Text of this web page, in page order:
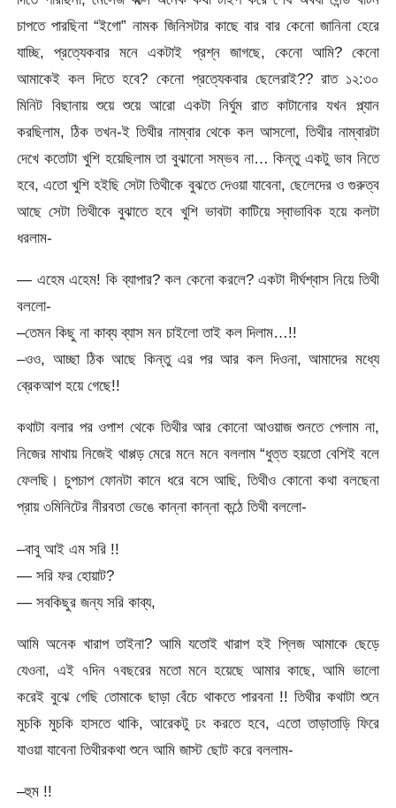
চাপতে পারছিনা “ইগো” নামক জিনিসটার কাছে বার বার কেনো জানিনা হেরে
যাচ্ছি, প্রত্যেকবার মনে একটাই প্রশ্ন জাগছে, কেনো আমি? কেনো
আমাকেই কল দিতে হবে? কেনো প্রত্যেকবার ছেলেরাই?? রাত ১২:৩০
মিনিট বিছানায় শুয়ে শুয়ে আরো একটা নির্ঘুম রাত কাটানোর যখন প্ল্যান
করছিলাম, ঠিক তখন-ই তিথীর নাম্বার থেকে কল আসলো, তিথীর নাম্বারটা
দেখে কতোটা খুশি হয়েছিলাম তা বুঝানো সম্ভব না… কিন্তু একটু ভাব নিতে
হবে, এতো খুশি হইছি সেটা তিথীকে বুঝতে দেওয়া যাবেনা, ছেলেদের ও গুরুত্ব
আছে সেটা তিথীকে বুঝাতে হবে খুশি ভাবটা কাটিয়ে স্বাভাবিক হয়ে কলটা
ধরলাম-
— এহেম এহেম! কি ব্যাপার? কল কেনো করলে? একটা দীর্ঘশ্বাস নিয়ে তিথী
বললো-
–তেমন কিছু না কাব্য ব্যাস মন চাইলো তাই কল দিলাম…!!
–ওও, আচ্ছা ঠিক আছে কিন্তু এর পর আর কল দিওনা, আমাদের মধ্যে
ব্রেকআপ হয়ে গেছে!!
কথাটা বলার পর ওপাশ থেকে তিথীর আর কোনো আওয়াজ শুনতে পেলাম না,
নিজের মাথায় নিজেই থাপ্পড় মেরে মনে মনে বললাম “ধুত্ত হয়তো বেশিই বলে
ফেলছি। চুপচাপ ফোনটা কানে ধরে বসে আছি, তিথীও কোনো কথা বলছেনা
প্রায় ৩মিনিটের নীরবতা ভেঙে কান্না কান্না কন্ঠে তিথী বললো-
–বাবু আই এম সরি !!
— সরি ফর হোয়াট?
— সবকিছুর জন্য সরি কাব্য,
আমি অনেক খারাপ তাইনা? আমি যতোই খারাপ হই প্লিজ আমাকে ছেড়ে
যেওনা, এই ৭দিন ৭বছরের মতো মনে হয়েছে আমার কাছে, আমি ভালো
করেই বুঝে গেছি তোমাকে ছাড়া বেঁচে থাকতে পারবনা !! তিথীর কথাটা শুনে
মুচকি মুচকি হাসতে থাকি, আরেকটু ঢং করতে হবে, এতো তাড়াতাড়ি ফিরে
যাওয়া যাবেনা তিথীরকথা শুনে আমি জাস্ট ছোট করে বললাম-
–হুম !!